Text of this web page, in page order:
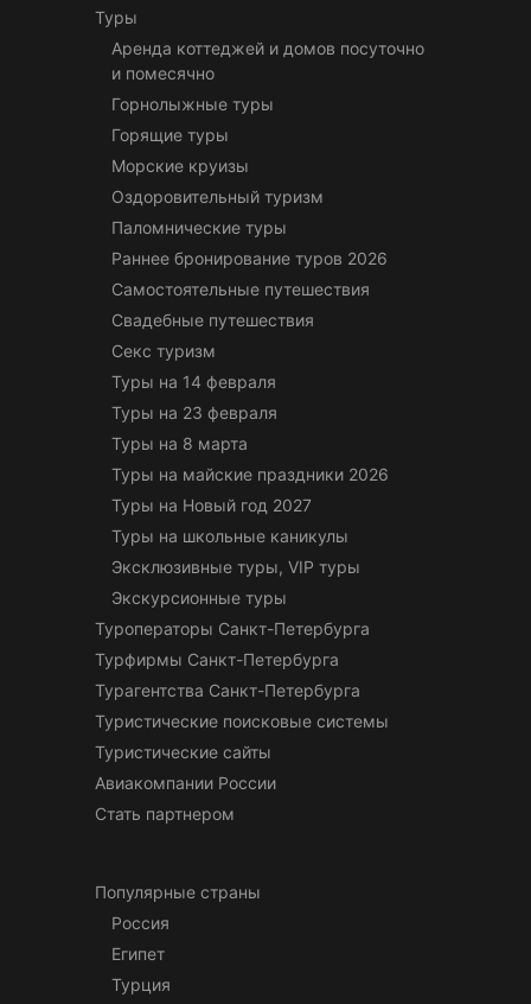
Туры
Аренда коттеджей и домов посуточно
и помесячно
Горнолыжные туры
Горящие туры
Морские круизы
Оздоровительный туризм
Паломнические туры
Раннее бронирование туров 2026
Самостоятельные путешествия
Свадебные путешествия
Секс туризм
Туры на 14 февраля
Туры на 23 февраля
Туры на 8 марта
Туры на майские праздники 2026
Туры на Новый год 2027
Туры на школьные каникулы
Эксклюзивные туры, VIP туры
Экскурсионные туры
Туроператоры Санкт-Петербурга
Турфирмы Санкт-Петербурга
Турагентства Санкт-Петербурга
Туристические поисковые системы
Туристические сайты
Авиакомпании России
Стать партнером
Популярные страны
Россия
Египет
Турция